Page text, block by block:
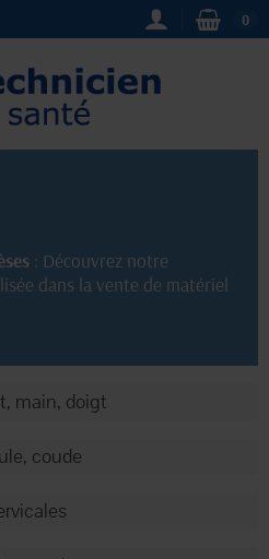
0
: Découvrez notre
dans la vente de matériel
gamme d'orthèses de
à travers notre site
détaillées et des
main, doigt
coude